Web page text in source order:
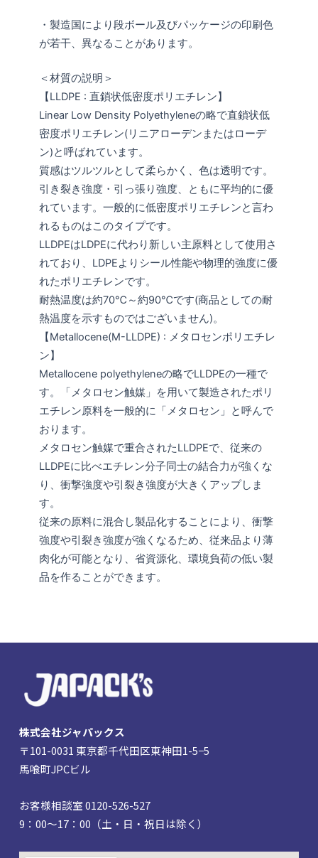
・製造国により段ボール及びパッケージの印刷色
が若干、異なることがあります。
＜材質の説明＞
【LLDPE : 直鎖状低密度ポリエチレン】
Linear Low Density Polyethyleneの略で直鎖状低
密度ポリエチレン(リニアローデンまたはローデ
ン)と呼ばれています。
質感はツルツルとして柔らかく、色は透明です。
引き裂き強度・引っ張り強度、ともに平均的に優
れています。一般的に低密度ポリエチレンと言わ
れるものはこのタイプです。
LLDPEはLDPEに代わり新しい主原料として使用さ
れており、LDPEよりシール性能や物理的強度に優
れたポリエチレンです。
耐熱温度は約70℃～約90℃です(商品としての耐
熱温度を示すものではございません)。
【Metallocene(M-LLDPE) : メタロセンポリエチレ
ン】
Metallocene polyethyleneの略でLLDPEの一種で
す。「メタロセン触媒」を用いて製造されたポリ
エチレン原料を一般的に「メタロセン」と呼んで
おります。
メタロセン触媒で重合されたLLDPEで、従来の
LLDPEに比べエチレン分子同士の結合力が強くな
り、衝撃強度や引裂き強度が大きくアップしま
す。
従来の原料に混合し製品化することにより、衝撃
強度や引裂き強度が強くなるため、従来品より薄
肉化が可能となり、省資源化、環境負荷の低い製
品を作ることができます。
株式会社ジャパックス
〒101-0031 東京都千代田区東神田1-5−5
馬喰町JPCビル
お客様相談室 0120-526-527
9：00～17：00（土・日・祝日は除く）